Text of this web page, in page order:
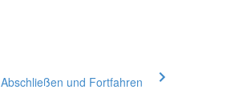
Abschließen und Fortfahren